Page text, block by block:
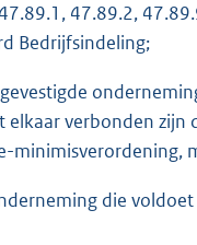
47.89.2,
Bedrijfsindeling;
verbonden
minimisverordening,
die